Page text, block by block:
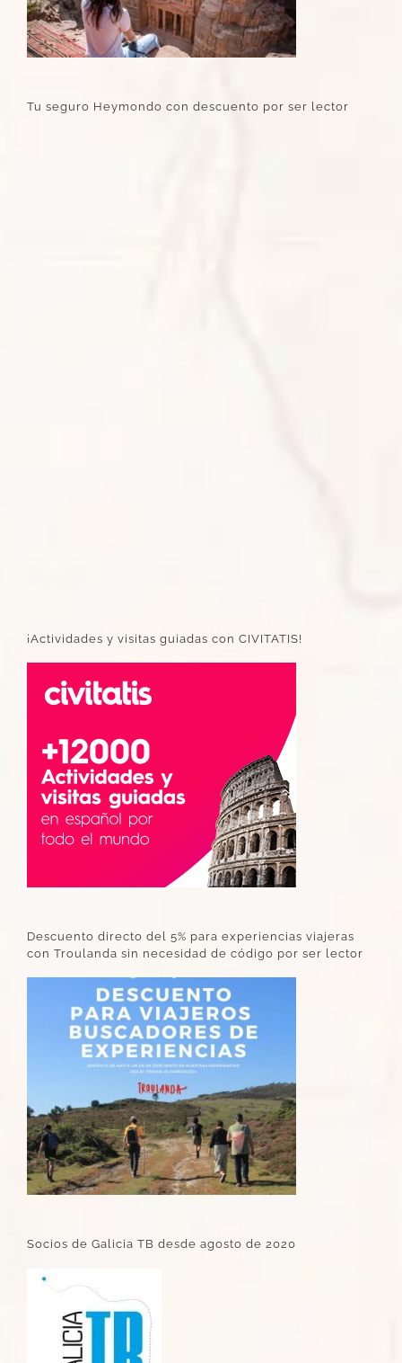
Tu seguro Heymondo con descuento por ser lector
¡Actividades y visitas guiadas con CIVITATIS!
Descuento directo del 5% para experiencias viajeras
con Troulanda sin necesidad de código por ser lector
Socios de Galicia TB desde agosto de 2020